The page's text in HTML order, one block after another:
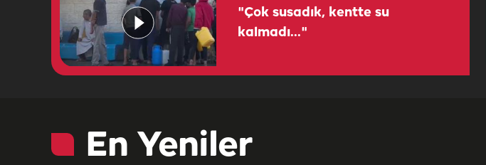
"Çok susadık, kentte su
kalmadı..."
En Yeniler